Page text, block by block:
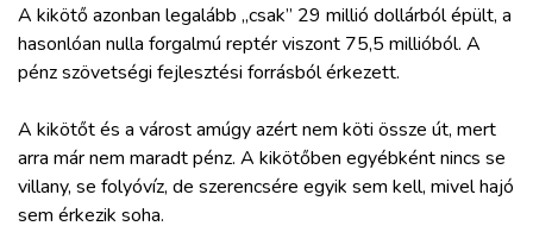
ARCHÍVUM
WEBSHOP
BELÉPÉS
A kikötő azonban legalább „csak” 29 millió dollárból épült, a
hasonlóan nulla forgalmú reptér viszont 75,5 millióból. A
pénz szövetségi fejlesztési forrásból érkezett.
A kikötőt és a várost amúgy azért nem köti össze út, mert
arra már nem maradt pénz. A kikötőben egyébként nincs se
villany, se folyóvíz, de szerencsére egyik sem kell, mivel hajó
sem érkezik soha.